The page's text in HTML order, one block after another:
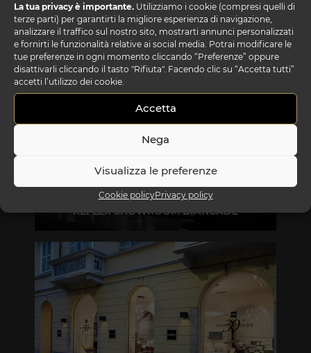
La tua privacy è importante. Utilizziamo i cookie (compresi quelli di
terze parti) per garantirti la migliore esperienza di navigazione,
analizzare il traffico sul nostro sito, mostrarti annunci personalizzati
e fornirti le funzionalità relative ai social media. Potrai modificare le
tue preferenze in ogni momento cliccando “Preferenze” oppure
disattivarli cliccando il tasto "Rifiuta". Facendo clic su “Accetta tutti”
accetti l’utilizzo dei cookie.
Accetta
Nega
Visualizza le preferenze
Cookie policyPrivacy policy
REFLEX SHOWROOM BIANCADE
T +39 0422 849201